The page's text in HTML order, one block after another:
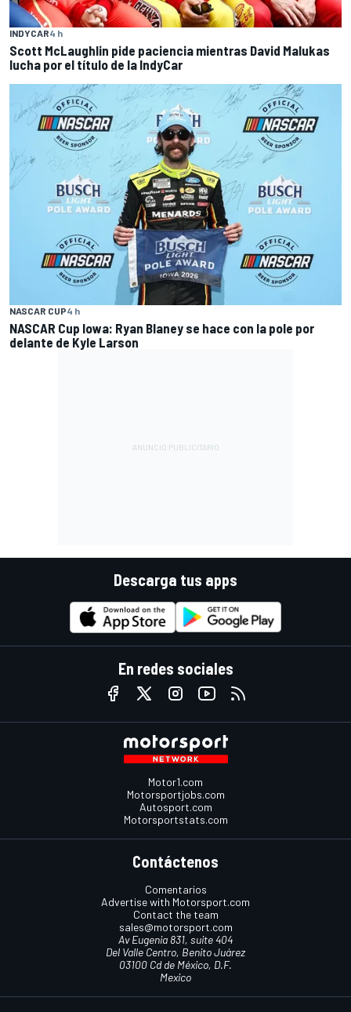
INDYCAR4 h
Scott McLaughlin pide paciencia mientras David Malukas
lucha por el título de la IndyCar
NASCAR CUP4 h
NASCAR Cup Iowa: Ryan Blaney se hace con la pole por
delante de Kyle Larson
Descarga tus apps
En redes sociales
Motor1.com
Motorsportjobs.com
Autosport.com
Motorsportstats.com
Contáctenos
Comentarios
Advertise with Motorsport.com
Contact the team
sales@motorsport.com
Av Eugenia 831, suite 404
Del Valle Centro, Benito Juárez
03100 Cd de México, D.F.
Mexico